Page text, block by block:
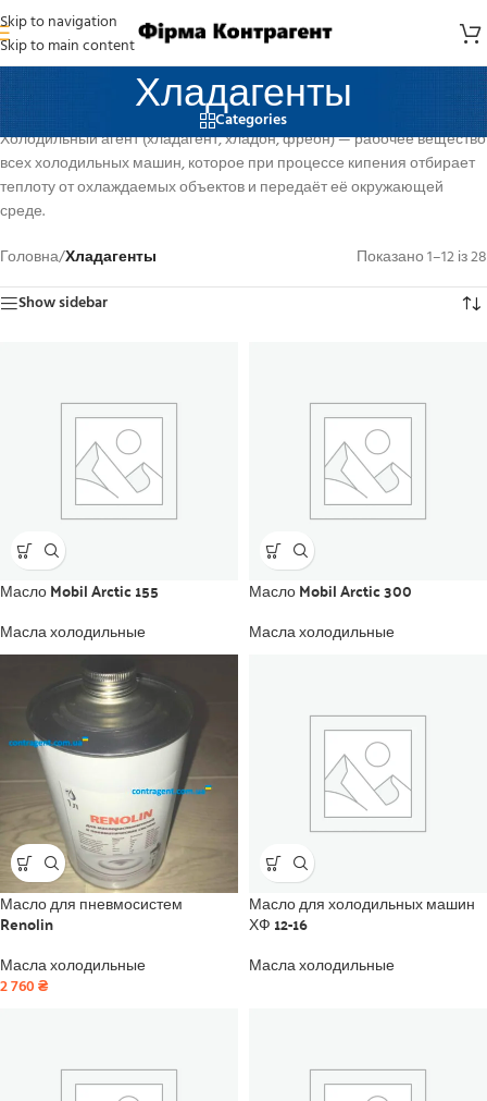
Skip to navigation
Skip to main content
Хладагенты
Categories
Холодильный агент (хладагент, хладон, фреон) — рабочее вещество
всех холодильных машин, которое при процессе кипения отбирает
теплоту от охлаждаемых объектов и передаёт её окружающей
среде.
Головна/Хладагенты
Показано 1–12 із 28
Show sidebar
Масло Mobil Arctic 155
Масла холодильные
Масло Mobil Arctic 300
Масла холодильные
Масло для пневмосистем
Renolin
Масла холодильные
2 760₴
Масло для холодильных машин
ХФ 12-16
Масла холодильные